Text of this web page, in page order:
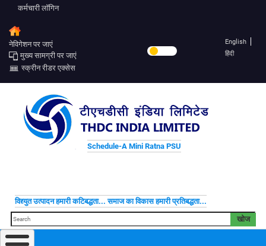
कर्मचारी लॉगिन
नेविगेशन पर जाएं
मुख्य सामग्री पर जाएं
स्क्रीन रीडर एक्सेस
English
हिंदी
Schedule-A Mini Ratna PSU
विद्द्युत उत्पादन हमारी कटिबद्धता... समाज का विकास हमारी प्रतिबद्धता...
खोज